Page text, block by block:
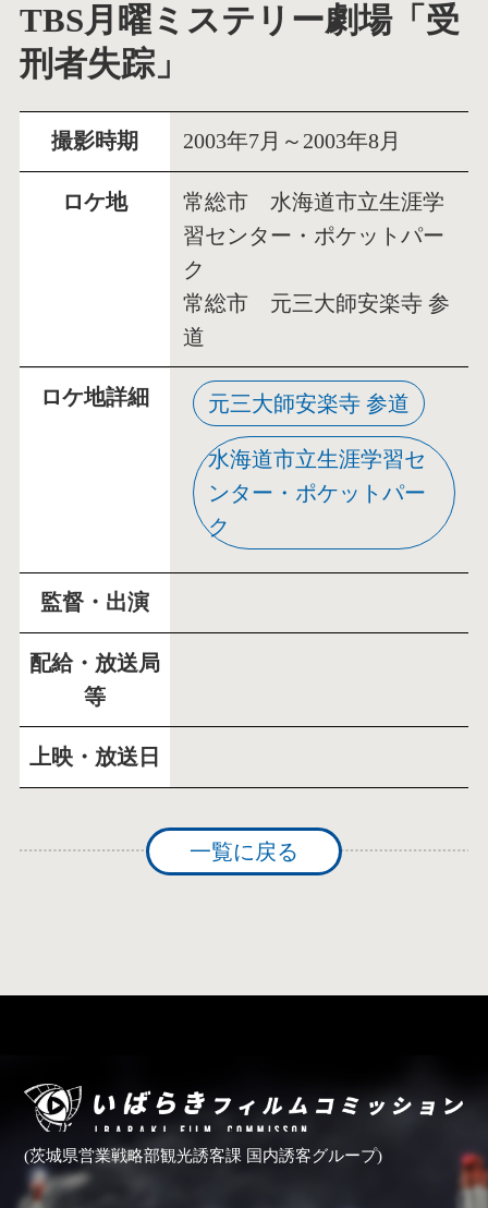
TBS月曜ミステリー劇場「受
刑者失踪」
撮影時期 2003年7月～2003年8月
ロケ地
常総市 水海道市立生涯学
習センター・ポケットパー
ク
常総市 元三大師安楽寺 参
道
ロケ地詳細 元三大師安楽寺 参道
水海道市立生涯学習セ
ンター・ポケットパー
ク
監督・出演
配給・放送局
等
上映・放送日
一覧に戻る
(茨城県営業戦略部観光誘客課 国内誘客グループ)